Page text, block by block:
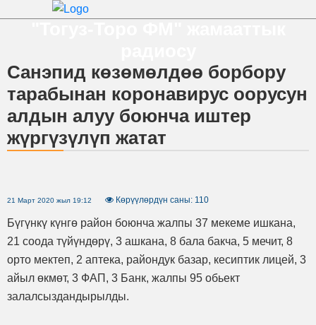
Санэпид көзөмөлдөө борбору
тарабынан коронавирус оорусун
алдын алуу боюнча иштер
жүргүзүлүп жатат
21 Март 2020 жыл 19:12 Көрүүлөрдүн саны: 110
Бүгүнкү күнгө район боюнча жалпы 37 мекеме ишкана,
21 соода түйүндөрү, 3 ашкана, 8 бала бакча, 5 мечит, 8
орто мектеп, 2 аптека, райондук базар, кесиптик лицей, 3
айыл өкмөт, 3 ФАП, 3 Банк, жалпы 95 обьект
залалсыздандырылды.